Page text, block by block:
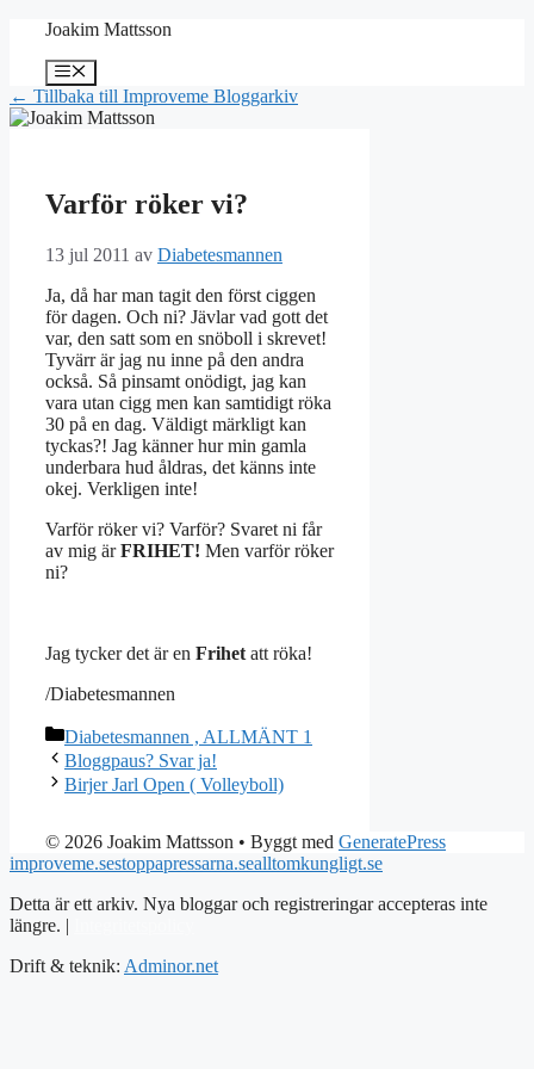
Hoppa
innehåll
Joakim Mattsson
Meny
← Tillbaka till Improveme Bloggarkiv
Varför röker vi?
13 jul 2011 av Diabetesmannen
Ja, då har man tagit den först ciggen
för dagen. Och ni? Jävlar vad gott det
var, den satt som en snöboll i skrevet!
Tyvärr är jag nu inne på den andra
också. Så pinsamt onödigt, jag kan
vara utan cigg men kan samtidigt röka
30 på en dag. Väldigt märkligt kan
tyckas?! Jag känner hur min gamla
underbara hud åldras, det känns inte
okej. Verkligen inte!
Varför röker vi? Varför? Svaret ni får
av mig ärFRIHET! Men varför röker
ni?
Jag tycker det är en Frihet att röka!
/Diabetesmannen
Kategorier
Diabetesmannen , ALLMÄNT 1
Bloggpaus? Svar ja!
Birjer Jarl Open ( Volleyboll)
© 2026 Joakim Mattsson • Byggt med GeneratePress
improveme.sestoppapressarna.sealltomkungligt.se
Detta är ett arkiv. Nya bloggar och registreringar accepteras inte
längre. |
Drift & teknik: Adminor.net